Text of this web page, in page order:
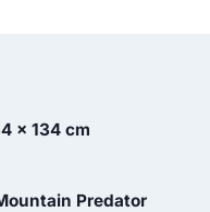
x 134 cm
Predator